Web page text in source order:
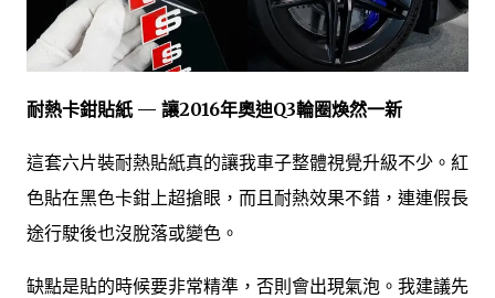
耐熱卡鉗貼紙 — 讓2016年奧迪Q3輪圈煥然一新
這套六片裝耐熱貼紙真的讓我車子整體視覺升級不少。紅
色貼在黑色卡鉗上超搶眼，而且耐熱效果不錯，連連假長
途行駛後也沒脫落或變色。
缺點是貼的時候要非常精準，否則會出現氣泡。我建議先